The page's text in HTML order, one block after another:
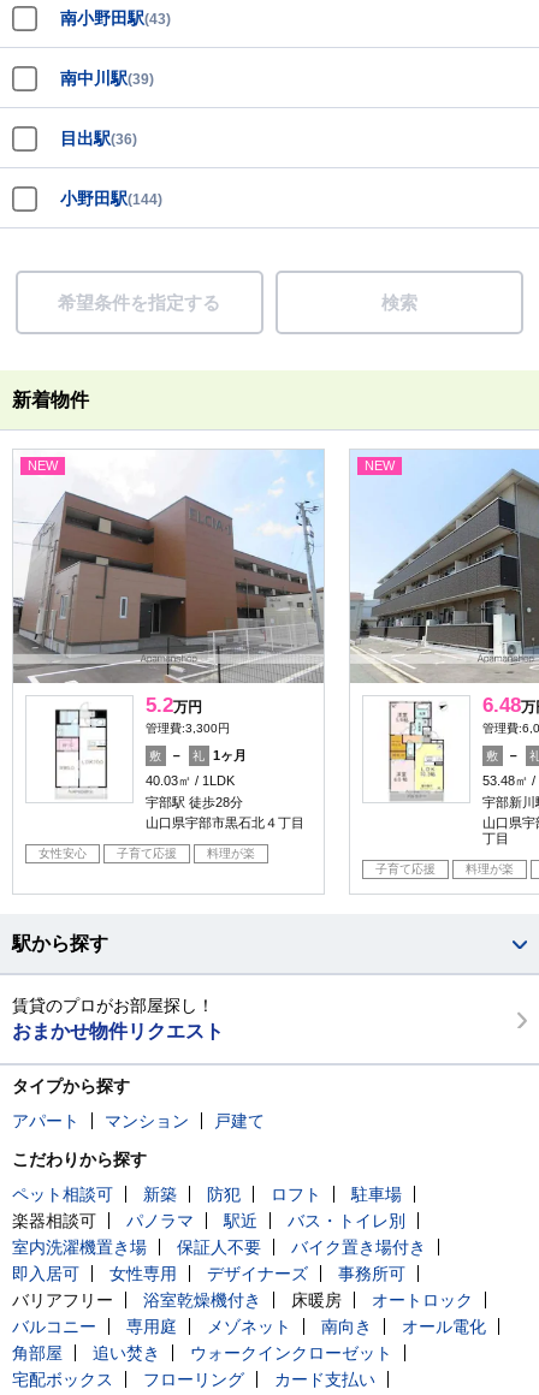
南小野田駅(43)
南中川駅(39)
目出駅(36)
小野田駅(144)
希望条件を指定する 検索
新着物件
NEW
5.2万円
管理費:3,300円
敷 － 礼
1ヶ月
40.03㎡
1LDK
宇部駅 徒歩28分
山口県宇部市黒石北４丁目
女性安心 子育て応援 料理が楽
NEW
6.48万
管理費
敷 －
53.48㎡
宇部新川
山口県宇
丁目
子育て応援 料理が楽
駅から探す
賃貸のプロがお部屋探し！
おまかせ物件リクエスト
タイプから探す
アパート
マンション
戸建て
こだわりから探す
ペット相談可
新築 防犯 ロフト
駐車場
楽器相談可
パノラマ 駅近
バス・トイレ別
室内洗濯機置き場
保証人不要
バイク置き場付き
即入居可
女性専用 デザイナーズ
事務所可
バリアフリー
浴室乾燥機付き 床暖房
オートロック
バルコニー
専用庭 メゾネット 南向き
オール電化
角部屋
追い焚き
ウォークインクローゼット
宅配ボックス
フローリング
カード支払い